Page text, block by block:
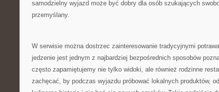
samodzielny wyjazd może być dobry dla osób szukających
przemyślany.
W serwisie można dostrzec zainteresowanie tradycyjnymi
jedzenie jest jednym z najbardziej bezpośrednich sposobów
często zapamiętujemy nie tylko widoki, ale również rodzinne
zachęcać, by podczas wyjazdu próbować lokalnych produktów,